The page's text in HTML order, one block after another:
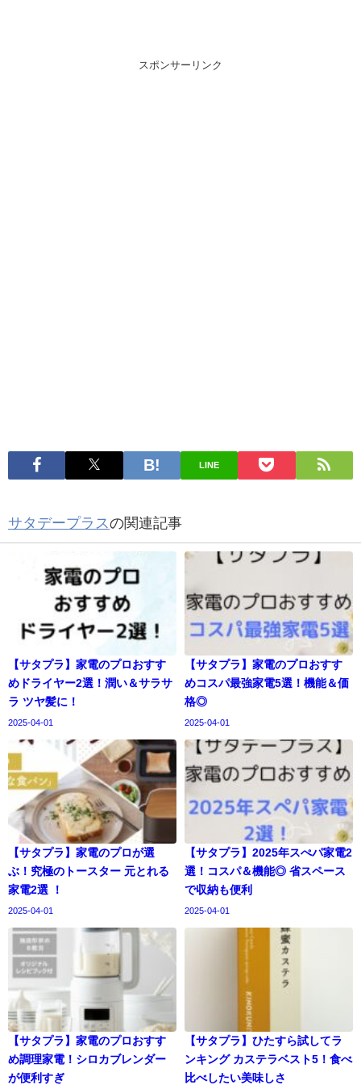
スポンサーリンク
LINE
サタデープラス の関連記事
【サタプラ】家電のプロおすす
めドライヤー2選！潤い＆サラサ
ラ ツヤ髪に！
2025-04-01
【サタプラ】家電のプロおすす
めコスパ最強家電5選！機能＆価
格◎
2025-04-01
【サタプラ】家電のプロが選
ぶ！究極のトースター 元とれる
家電2選 ！
2025-04-01
【サタプラ】2025年スぺパ家電2
選！コスパ＆機能◎ 省スペース
で収納も便利
2025-04-01
【サタプラ】家電のプロおすす
め調理家電！シロカブレンダー
が便利すぎ
【サタプラ】ひたすら試してラ
ンキング カステラベスト5！食べ
比べしたい美味しさ